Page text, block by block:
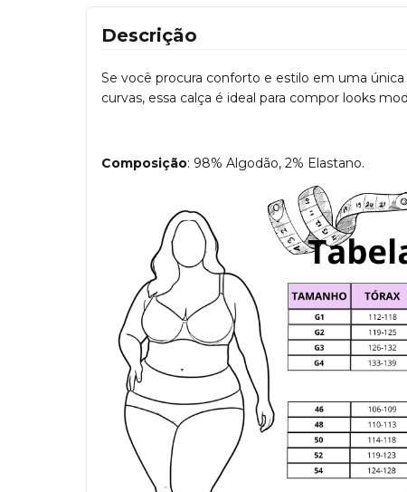
Descrição
Se você procura conforto e estilo em uma
curvas, essa calça é ideal para compor looks
Composição: 98% Algodão, 2% Elastano.